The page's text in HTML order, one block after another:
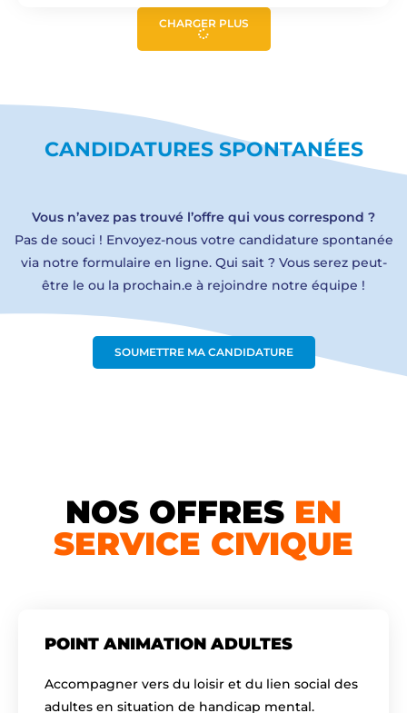
CHARGER PLUS
CANDIDATURES SPONTANÉES
Vous n’avez pas trouvé l’offre qui vous correspond ?
Pas de souci ! Envoyez-nous votre candidature spontanée
via notre formulaire en ligne. Qui sait ? Vous serez peut-
être le ou la prochain.e à rejoindre notre équipe !
SOUMETTRE MA CANDIDATURE
NOS OFFRES EN
SERVICE CIVIQUE
POINT ANIMATION ADULTES
Accompagner vers du loisir et du lien social des
adultes en situation de handicap mental.